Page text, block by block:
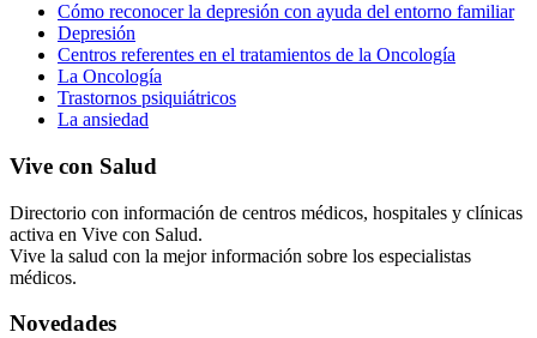
Cómo reconocer la depresión con ayuda del entorno familiar
Depresión
Centros referentes en el tratamientos de la Oncología
La Oncología
Trastornos psiquiátricos
La ansiedad
Vive con Salud
Directorio con información de centros médicos, hospitales y clínicas
activa en Vive con Salud.
Vive la salud con la mejor información sobre los especialistas
médicos.
Novedades